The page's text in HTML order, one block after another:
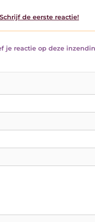
Schrijf de eerste reactie!
je reactie op deze